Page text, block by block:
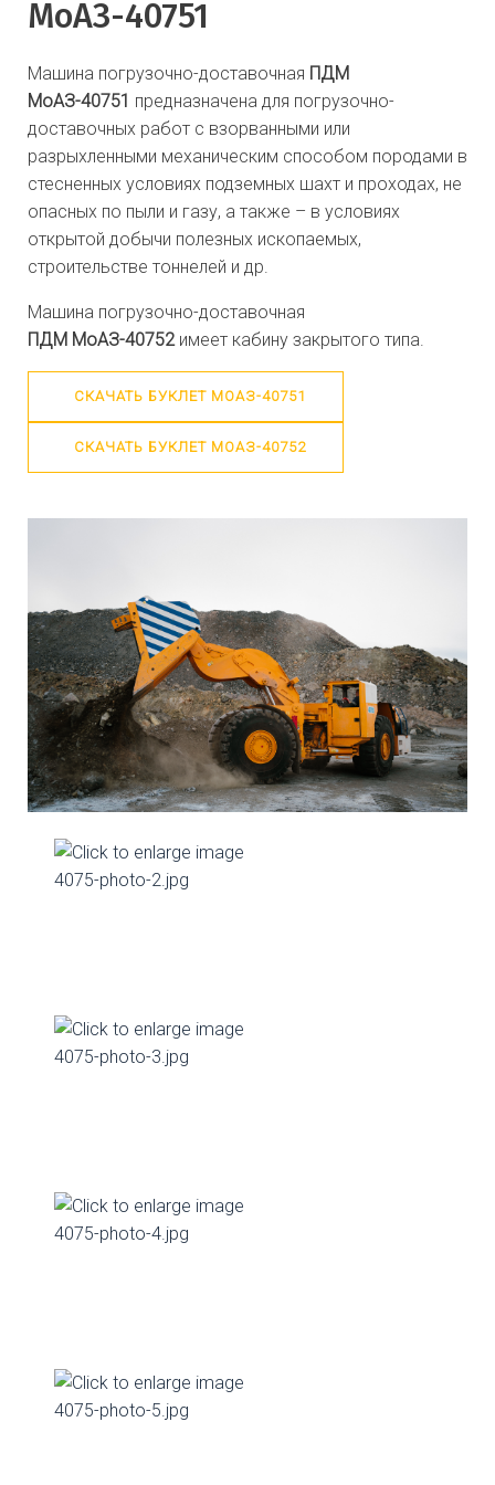
МоАЗ-40751
Машина погрузочно-доставочная ПДМ
МоАЗ-40751 предназначена для погрузочно-
доставочных работ с взорванными или
разрыхленными механическим способом породами в
стесненных условиях подземных шахт и проходах, не
опасных по пыли и газу, а также – в условиях
открытой добычи полезных ископаемых,
строительстве тоннелей и др.
Машина погрузочно-доставочная
ПДМ МоАЗ-40752 имеет кабину закрытого типа.
СКАЧАТЬ БУКЛЕТ МОАЗ-40751
СКАЧАТЬ БУКЛЕТ МОАЗ-40752